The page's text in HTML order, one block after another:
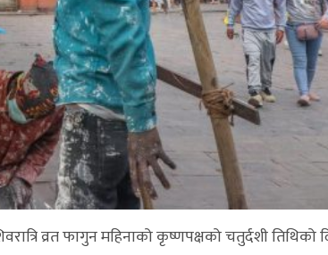
व्रत फागुन महिनाको कृष्णपक्षको चतुर्दशी तिथिको